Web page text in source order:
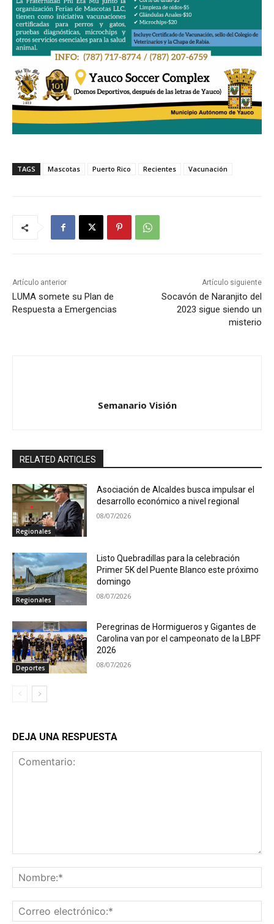
TAGS Mascotas Puerto Rico Recientes Vacunación
Artículo anterior
LUMA somete su Plan de
Respuesta a Emergencias
Artículo siguiente
Socavón de Naranjito del
2023 sigue siendo un
misterio
Semanario Visión
RELATED ARTICLES
Regionales
Asociación de Alcaldes busca impulsar el
desarrollo económico a nivel regional
08/07/2026
Regionales
Listo Quebradillas para la celebración
Primer 5K del Puente Blanco este próximo
domingo
08/07/2026
Deportes
Peregrinas de Hormigueros y Gigantes de
Carolina van por el campeonato de la LBPF
2026
08/07/2026
DEJA UNA RESPUESTA